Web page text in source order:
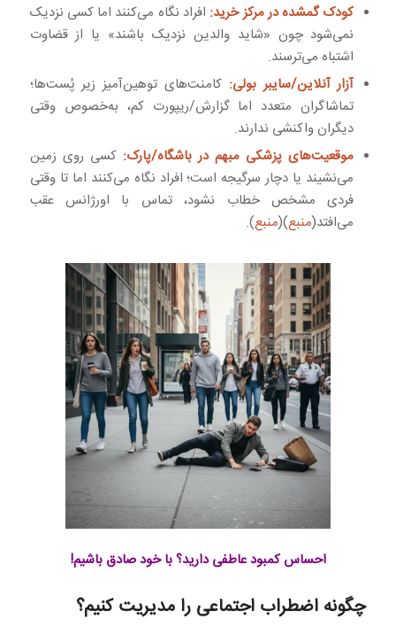
کودک گمشده در مرکز خرید: افراد نگاه می‌کنند اما کسی نزدیک
نمی‌شود چون «شاید والدین نزدیک باشند» یا از قضاوت
اشتباه می‌ترسند.
آزار آنلاین/سایبر بولی: کامنت‌های توهین‌آمیز زیر پُست‌ها؛
تماشاگران متعدد اما گزارش/ریپورت کم، به‌خصوص وقتی
دیگران واکنشی ندارند.
موقعیت‌های پزشکی مبهم در باشگاه/پارک: کسی روی زمین
می‌نشیند یا دچار سرگیجه است؛ افراد نگاه می‌کنند اما تا وقتی
فردی مشخص خطاب نشود، تماس با اورژانس عقب
می‌افتد(منبع)(منبع).
احساس کمبود عاطفی دارید؟ با خود صادق باشیم!
چگونه اضطراب اجتماعی را مدیریت کنیم؟